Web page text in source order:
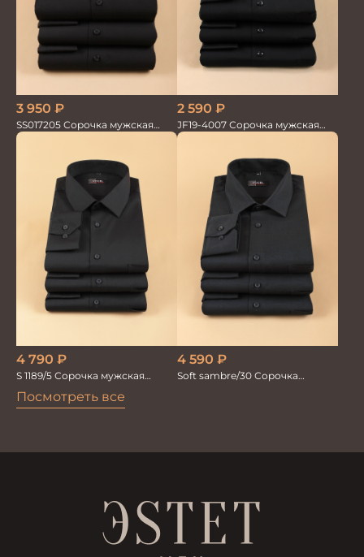
Посмотреть все
3 950 ₽
SS017205 Сорочка мужская
GROSTYLE TRENDY
2 590 ₽
JF19-4007 Сорочка мужская
черн. однотонная
4 790 ₽
S 1189/5 Сорочка мужская
4 590 ₽
Soft sambre/30 Сорочка